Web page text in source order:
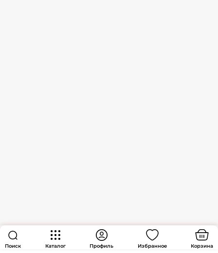
Поиск Каталог Профиль Избранное Корзина